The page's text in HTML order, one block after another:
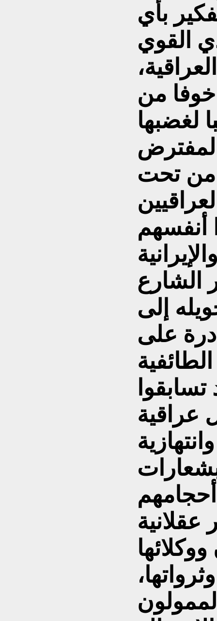
بأي
القوي
من
لغضبها
من تحت
أنفسهم
الشارع
إلى
على
عراقية
عقلانية